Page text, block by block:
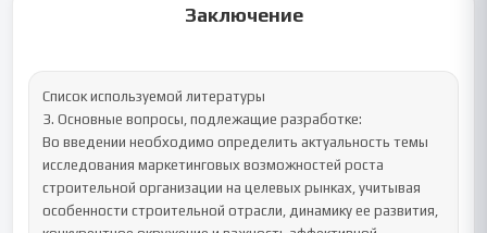
Заключение
Список используемой литературы
3. Основные вопросы, подлежащие разработке:
Во введении необходимо определить актуальность темы
исследования маркетинговых возможностей роста
строительной организации на целевых рынках, учитывая
особенности строительной отрасли, динамику ее развития,